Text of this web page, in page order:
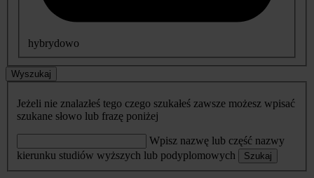
hybrydowo
Wyszukaj
Jeżeli nie znalazłeś tego czego szukałeś zawsze możesz wpisać
szukane słowo lub frazę poniżej
Wpisz nazwę lub część nazwy
kierunku studiów wyższych lub podyplomowych
Szukaj